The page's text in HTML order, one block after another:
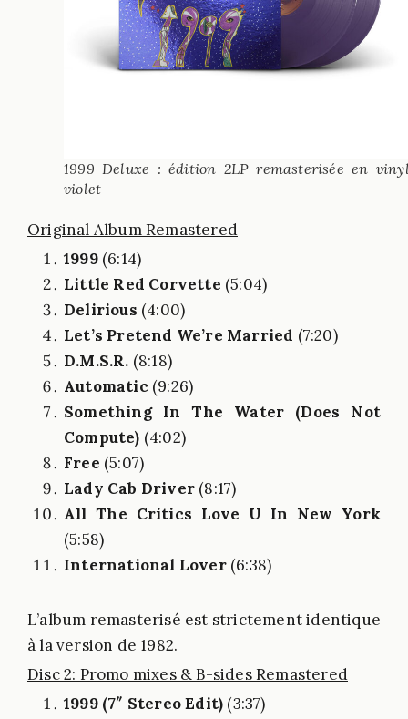
1999 Deluxe : édition 2LP remasterisée en
violet
Original Album Remastered
1999(6:14)
Little Red Corvette (5:04)
Delirious (4:00)
Let’s Pretend We’re Married (7:20)
D.M.S.R. (8:18)
Automatic(9:26)
Something In The Water (Does Not
Compute) (4:02)
Free (5:07)
Lady Cab Driver (8:17)
All The Critics Love U In New York
(5:58)
International Lover(6:38)
L’album remasterisé est strictement identique
à la version de 1982.
Disc 2: Promo mixes & B-sides Remastered
1999 (7″ Stereo Edit) (3:37)